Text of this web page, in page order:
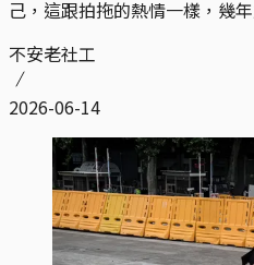
己，這跟拍拖的熱情一樣，幾
不安老社工
2026-06-14